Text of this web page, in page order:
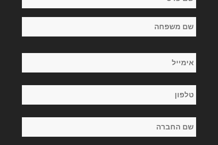
*
פרטי
משפחה
אימייל
*
טלפון
*
שם
החברה